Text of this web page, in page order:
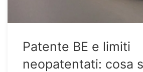
Patente BE e limiti
neopatentati: cosa